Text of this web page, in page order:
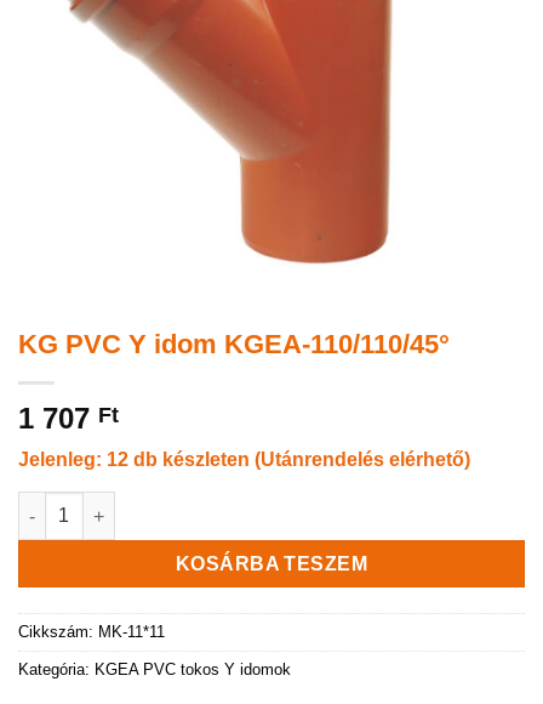
KG PVC Y idom KGEA-110/110/45°
1 707 Ft
Jelenleg: 12 db készleten (Utánrendelés elérhető)
KG PVC Y idom KGEA-110/110/45° mennyiség
KOSÁRBA TESZEM
Cikkszám: MK-11*11
Kategória: KGEA PVC tokos Y idomok